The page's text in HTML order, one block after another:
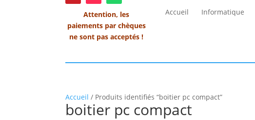
Attention, les
paiements par chèques
ne sont pas acceptés !
Accueil Informatique
Accueil / Produits identifiés “boitier pc compact”
boitier pc compact